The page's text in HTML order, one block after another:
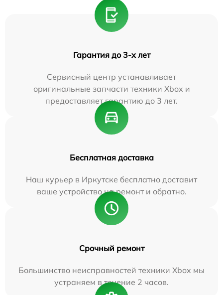
Гарантия до 3-х лет
Сервисный центр устанавливает
оригинальные запчасти техники Xbox и
предоставляет гарантию до 3 лет.
Бесплатная доставка
Наш курьер в Иркутске бесплатно доставит
ваше устройство на ремонт и обратно.
Срочный ремонт
Большинство неисправностей техники Xbox мы
устраняем в течение 2 часов.